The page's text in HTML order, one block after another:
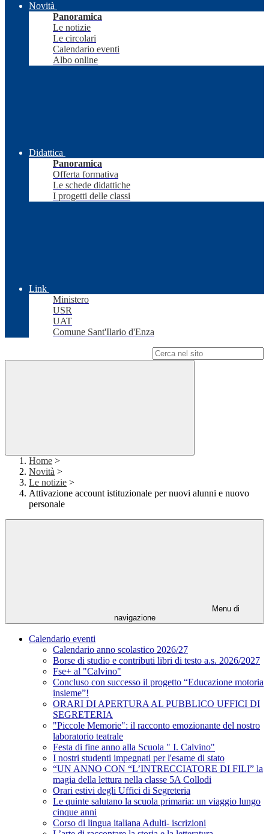
Novità
Panoramica
Le notizie
Le circolari
Calendario eventi
Albo online
Didattica
Panoramica
Offerta formativa
Le schede didattiche
I progetti delle classi
Link
Ministero
USR
UAT
Comune Sant'Ilario d'Enza
Home >
Novità >
Le notizie >
Attivazione account istituzionale per nuovi alunni e nuovo
personale
Menu di
navigazione
Calendario eventi
Calendario anno scolastico 2026/27
Borse di studio e contributi libri di testo a.s. 2026/2027
Fse+ al "Calvino"
Concluso con successo il progetto “Educazione motoria
insieme”!
ORARI DI APERTURA AL PUBBLICO UFFICI DI
SEGRETERIA
"Piccole Memorie": il racconto emozionante del nostro
laboratorio teatrale
Festa di fine anno alla Scuola " I. Calvino"
I nostri studenti impegnati per l'esame di stato
“UN ANNO CON “L’INTRECCIATORE DI FILI” la
magia della lettura nella classe 5A Collodi
Orari estivi degli Uffici di Segreteria
Le quinte salutano la scuola primaria: un viaggio lungo
cinque anni
Corso di lingua italiana Adulti- iscrizioni